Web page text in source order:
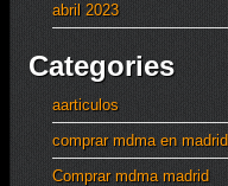
abril 2023
Categories
aarticulos
comprar mdma en madrid
Comprar mdma madrid